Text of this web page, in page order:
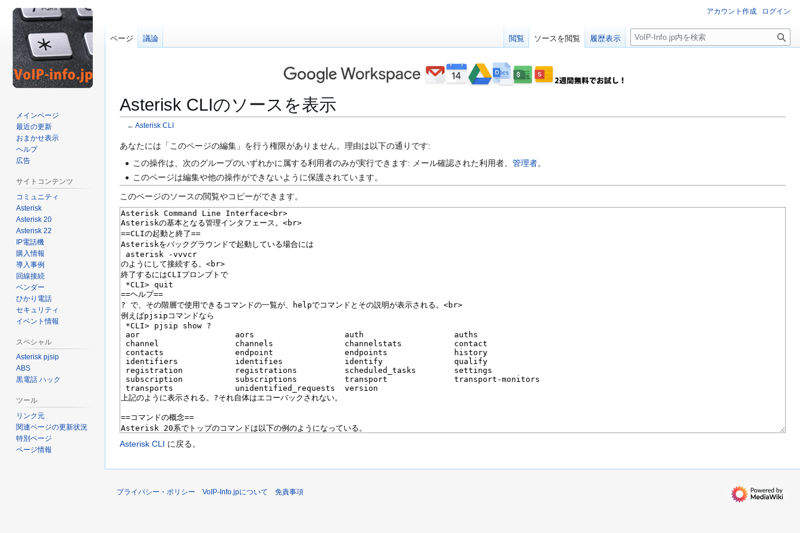
Asterisk CLIのソースを表示
← Asterisk CLI
ナ
ー
シ
ョ
ン
に
移
動
検
移
動
あなたには「このページの編集」を行う権限がありません。理由は以下の通りです:
この操作は、次のグループのいずれかに属する利用者のみが実行できます: メール確認された利用者、管理者。
このページは編集や他の操作ができないように保護されています。
このページのソースの閲覧やコピーができます。
Asterisk CLI に戻る。
アカウント作成 ログイン
ページ 議論 閲覧 ソースを閲覧 履歴表示
検
索
メインページ
最近の更新
おまかせ表示
ヘルプ
広告
サイトコンテンツ
コミュニティ
Asterisk
Asterisk 20
Asterisk 22
IP電話機
購入情報
導入事例
回線接続
ベンダー
ひかり電話
セキュリティ
イベント情報
スペシャル
Asterisk pjsip
ABS
黒電話 ハック
ツール
リンク元
関連ページの更新状況
特別ページ
ページ情報
プライバシー・ポリシー VoIP-Info.jpについて 免責事項